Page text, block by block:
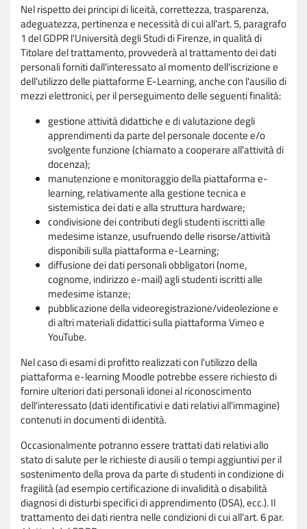
Nel rispetto dei principi di liceità, correttezza, trasparenza,
adeguatezza, pertinenza e necessità di cui all'art. 5, paragrafo
1 del GDPR l'Università degli Studi di Firenze, in qualità di
Titolare del trattamento, provvederà al trattamento dei dati
personali forniti dall'interessato al momento dell'iscrizione e
dell'utilizzo delle piattaforme E-Learning, anche con l'ausilio di
mezzi elettronici, per il perseguimento delle seguenti finalità:
gestione attività didattiche e di valutazione degli
apprendimenti da parte del personale docente e/o
svolgente funzione (chiamato a cooperare all'attività di
docenza);
manutenzione e monitoraggio della piattaforma e-
learning, relativamente alla gestione tecnica e
sistemistica dei dati e alla struttura hardware;
condivisione dei contributi degli studenti iscritti alle
medesime istanze, usufruendo delle risorse/attività
disponibili sulla piattaforma e-Learning;
diffusione dei dati personali obbligatori (nome,
cognome, indirizzo e-mail) agli studenti iscritti alle
medesime istanze;
pubblicazione della videoregistrazione/videolezione e
di altri materiali didattici sulla piattaforma Vimeo e
YouTube.
Nel caso di esami di profitto realizzati con l'utilizzo della
piattaforma e-learning Moodle potrebbe essere richiesto di
fornire ulteriori dati personali idonei al riconoscimento
dell'interessato (dati identificativi e dati relativi all'immagine)
contenuti in documenti di identità.
Occasionalmente potranno essere trattati dati relativi allo
stato di salute per le richieste di ausili o tempi aggiuntivi per il
sostenimento della prova da parte di studenti in condizione di
fragilità (ad esempio certificazione di invalidità o disabilità
diagnosi di disturbi specifici di apprendimento (DSA), ecc.). Il
trattamento dei dati rientra nelle condizioni di cui all'art. 6 par.